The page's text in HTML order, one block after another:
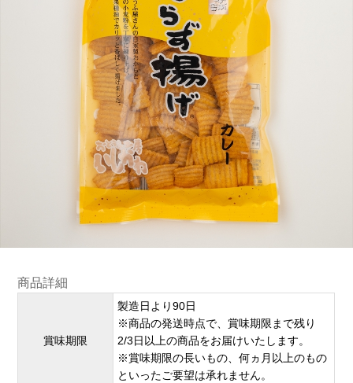
商品詳細
賞味期限
製造日より90日
※商品の発送時点で、賞味期限まで残り
2/3日以上の商品をお届けいたします。
※賞味期限の長いもの、何ヵ月以上のもの
といったご要望は承れません。